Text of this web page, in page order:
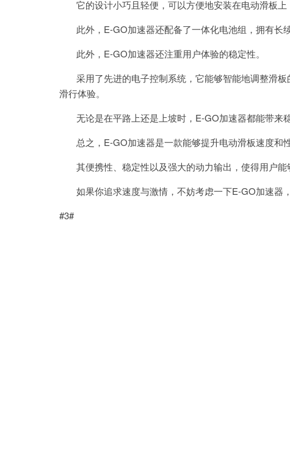
它的设计小巧且轻便，可以方便地安装在电动滑板上
此外，E-GO加速器还配备了一体化电池组，拥有长
此外，E-GO加速器还注重用户体验的稳定性。
采用了先进的电子控制系统，它能够智能地调整滑板
滑行体验。
无论是在平路上还是上坡时，E-GO加速器都能带来
总之，E-GO加速器是一款能够提升电动滑板速度和性
其便携性、稳定性以及强大的动力输出，使得用户能
如果你追求速度与激情，不妨考虑一下E-GO加速器，
#3#